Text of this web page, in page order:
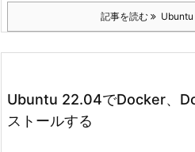
記事を読む
Ubuntu 22.04でDocker、
ストールする